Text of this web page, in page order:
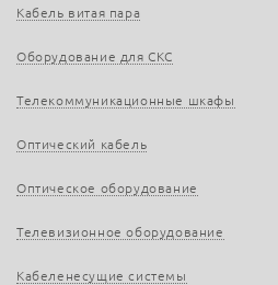
Кабель витая пара
Оборудование для СКС
Телекоммуникационные шкафы
Оптический кабель
Оптическое оборудование
Телевизионное оборудование
Кабеленесущие системы